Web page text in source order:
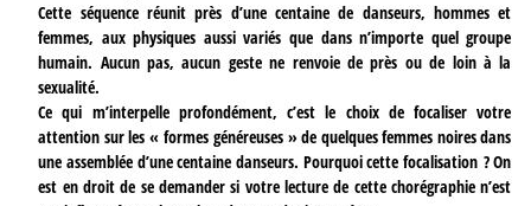
Cette séquence réunit près d’une centaine de danseurs, hommes et
femmes, aux physiques aussi variés que dans n’importe quel groupe
humain. Aucun pas, aucun geste ne renvoie de près ou de loin à la
sexualité.
Ce qui m’interpelle profondément, c’est le choix de focaliser votre
attention sur les « formes généreuses » de quelques femmes noires dans
une assemblée d’une centaine danseurs. Pourquoi cette focalisation ? On
est en droit de se demander si votre lecture de cette chorégraphie n’est